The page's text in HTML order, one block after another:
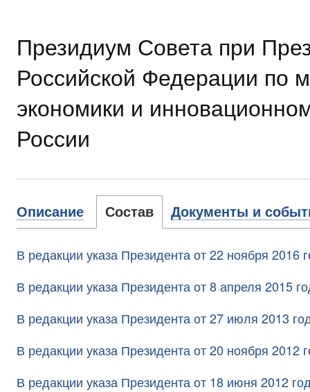
Президиум Совета при
Российской Федерации по
экономики и
России
Описание Состав Документы и
В редакции указа Президента от 22 ноября 2016
В редакции указа Президента от 8 апреля 2015
В редакции указа Президента от 27 июля 2013
В редакции указа Президента от 20 ноября 2012
В редакции указа Президента от 18 июня 2012